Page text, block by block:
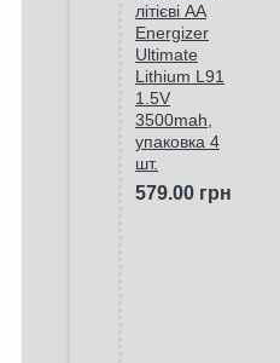
літієві AA
Energizer
Ultimate
Lithium L91
1.5V
3500mah,
упаковка 4
шт.
579.00 грн